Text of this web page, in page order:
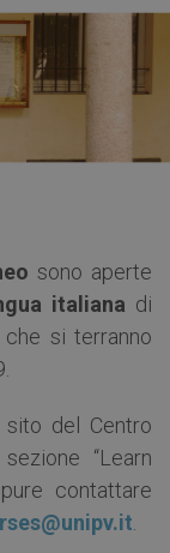
sono aperte
italiana di
si terranno
del Centro
“Learn
contattare